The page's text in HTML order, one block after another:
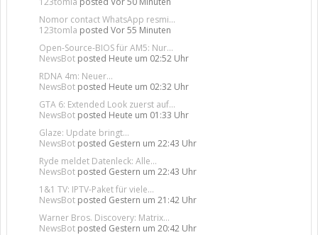
Nomor contact WhatsApp resmi...
123tomla posted Vor 55 Minuten
Open-Source-BIOS für AM5: Nur...
NewsBot posted Heute um 02:52 Uhr
RDNA 4m: Neuer...
NewsBot posted Heute um 02:32 Uhr
GTA 6: Extended Look zuerst auf...
NewsBot posted Heute um 01:33 Uhr
Glaze: Update bringt...
NewsBot posted Gestern um 22:43 Uhr
Ryde meldet Datenleck: Alle...
NewsBot posted Gestern um 22:43 Uhr
1&1 TV: IPTV-Paket für viele...
NewsBot posted Gestern um 21:42 Uhr
Warner Bros. Discovery: Matrix...
NewsBot posted Gestern um 20:42 Uhr